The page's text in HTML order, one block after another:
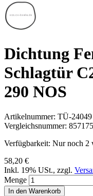
Dichtung
Schlagtür
290 NOS
Artikelnummer: TÜ-24049
Vergleichsnummer:
Verfügbarkeit: Nur noch 2
58,20 €
Inkl. 19% USt., zzgl.
Menge
In den Warenkorb